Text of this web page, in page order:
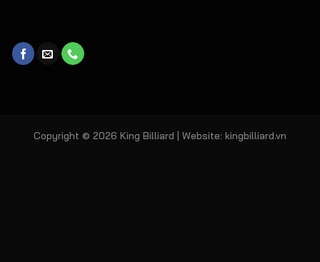
Copyright © 2026 King Billiard | Website: kingbilliard.vn